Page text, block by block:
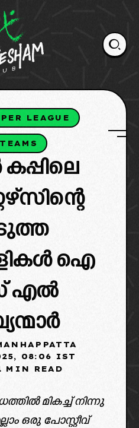
LEAGUE
ഐ
എൽ
21, 2025, 08:06 IST
MIN READ
മികച്ച് നിന്നു
ഒരു പോസ്റ്റീവ്